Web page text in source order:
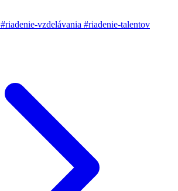
#riadenie-vzdelávania #riadenie-talentov